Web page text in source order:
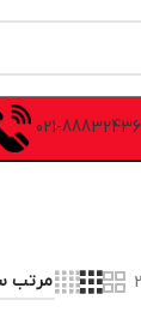
021-88832436